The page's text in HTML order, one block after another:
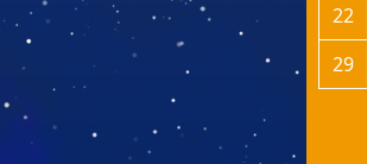
22
29